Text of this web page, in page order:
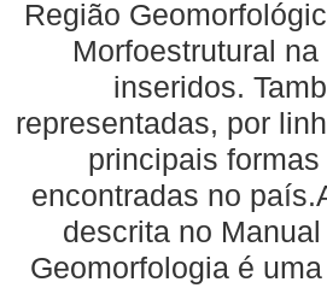
Região
Morfoestrutural
inseridos.
representadas, por
principais
encontradas no
descrita no
Geomorfologia é